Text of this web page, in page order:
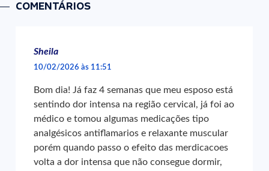
COMENTÁRIOS
Sheila
10/02/2026 às 11:51
Bom dia! Já faz 4 semanas que meu esposo está
sentindo dor intensa na região cervical, já foi ao
médico e tomou algumas medicações tipo
analgésicos antiflamarios e relaxante muscular
porém quando passo o efeito das merdicacoes
volta a dor intensa que não consegue dormir,